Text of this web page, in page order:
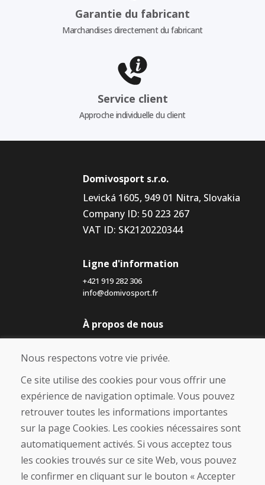
Garantie du fabricant
Marchandises directement du fabricant
Service client
Approche individuelle du client
Domivosport s.r.o.
Levická 1605, 949 01 Nitra, Slovakia
Company ID: 50 223 267
VAT ID: SK2120220344
Ligne d'information
+421 919 282 306
info@domivosport.fr
À propos de nous
Blog
À propos de nous
Boutique
Contact
Achat
Boutique en ligne
Expédition et paiement
Procédure de réclamation
Politique de retour et d’échange
Nous respectons votre vie privée.
Ce site utilise des cookies pour vous offrir une
expérience de navigation optimale. Vous pouvez
retrouver toutes les informations importantes
sur la page Cookies. Les cookies nécessaires sont
automatiquement activés. Si vous acceptez tous
les cookies trouvés sur ce site Web, vous pouvez
le confirmer en cliquant sur le bouton « Accepter